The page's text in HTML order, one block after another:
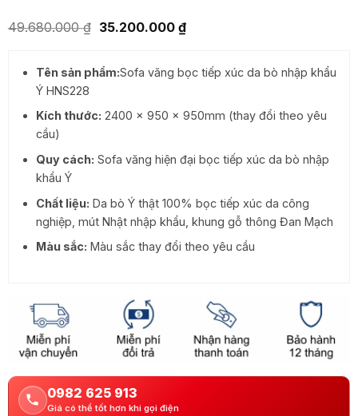
49.680.000₫ Giá
49.680.000 ₫.
35.200.000 ₫Giá
hiện
35.200.000 ₫.
Tên sản phẩm:Sofa văng bọc tiếp xúc da bò nhập khẩu
Ý HNS228
Kích thước: 2400 x 950 x 950mm (thay đổi theo yêu
cầu)
Quy cách: Sofa văng hiện đại bọc tiếp xúc da bò nhập
khẩu Ý
Chất liệu: Da bò Ý thật 100% bọc tiếp xúc da công
nghiệp, mút Nhật nhập khẩu, khung gỗ thông Đan Mạch
Màu sắc: Màu sắc thay đổi theo yêu cầu
0982 625 913
Giá có thể tốt hơn khi gọi điện